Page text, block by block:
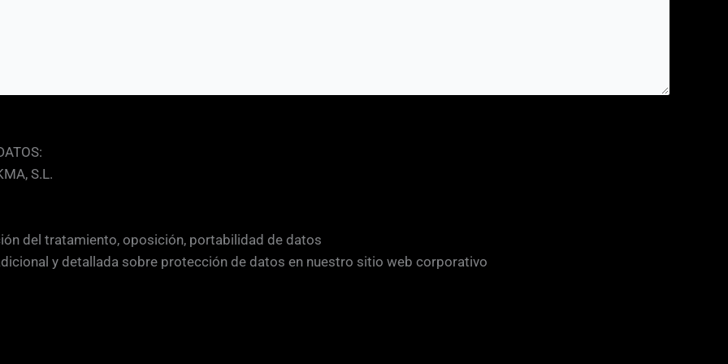
S.L.
del tratamiento, oposición, portabilidad de datos
y detallada sobre protección de datos en nuestro sitio web corporativo